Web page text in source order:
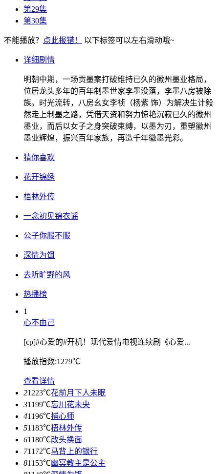
第29集
第30集
不能播放？ 点此报错！ 以下标签可以左右滑动哦~
详细剧情
明朝中期，一场贡墨案打破维持已久的徽州墨业格局，
位居龙头多年的百年制墨世家李墨没落，李墨八房被除
族。时光流转，八房幺女李祯（杨紫 饰）为解决生计毅
然走上制墨之路，凭借天资和努力惊艳沉寂已久的徽州
墨业，而后以女子之身突破束缚，以墨为刃，重塑徽州
墨业辉煌，振兴百年家族，再造千年徽墨光彩。
猜你喜欢
花开锦绣
梧林外传
一念初见锦衣谣
公子你服不服
深情为饵
去听旷野的风
热播榜
1
心不由己
[cp]#心爱的#开机！现代爱情电视连续剧《心爱...
播放指数:1279℃
查看详情
21223℃花前月下人未眠
31199℃忘川花未央
41196℃捕心师
51183℃梧林外传
61180℃改头换面
71172℃马背上的银行
81153℃幽冥教主是公主